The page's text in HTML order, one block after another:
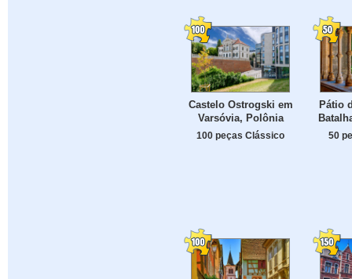
Castelo Ostrogski em
Varsóvia, Polônia
100 peças Clássico
Pátio
50